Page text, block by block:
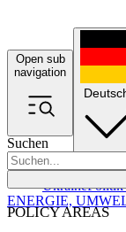
Open sub
navigation
Suchen
POLICY AREAS
UkrainePolitik
ENERGIE,